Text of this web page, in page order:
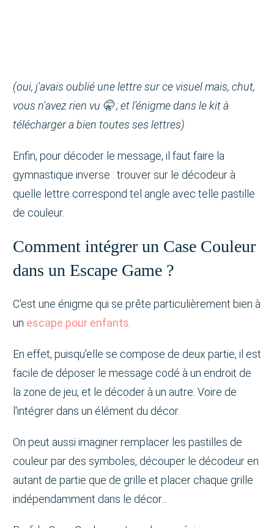
(oui, j'avais oublié une lettre sur ce visuel mais, chut,
vous n'avez rien vu 🤫 ; et l'énigme dans le kit à
télécharger a bien toutes ses lettres)
Enfin, pour décoder le message, il faut faire la
gymnastique inverse : trouver sur le décodeur à
quelle lettre correspond tel angle avec telle pastille
de couleur.
Comment intégrer un Case Couleur
dans un Escape Game ?
C'est une énigme qui se prête particulièrement bien à
un escape pour enfants
En effet, puisqu'elle se compose de deux partie, il est
facile de déposer le message codé à un endroit de
la zone de jeu, et le décoder à un autre. Voire de
l'intégrer dans un élément du décor.
On peut aussi imaginer remplacer les pastilles de
couleur par des symboles, découper le décodeur en
autant de partie que de grille et placer chaque grille
indépendamment dans le décor...